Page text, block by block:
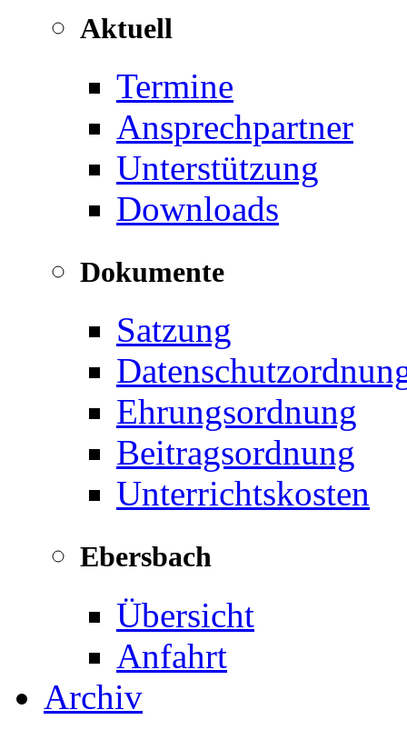
Aktuell
Termine
Ansprechpartner
Unterstützung
Downloads
Dokumente
Satzung
Ehrungsordnung
Beitragsordnung
Unterrichtskosten
Ebersbach
Übersicht
Anfahrt
Archiv